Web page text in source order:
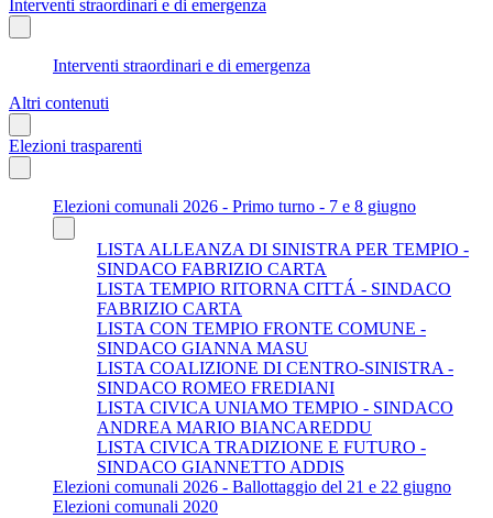
Interventi straordinari e di emergenza
Interventi straordinari e di emergenza
Altri contenuti
Elezioni trasparenti
Elezioni comunali 2026 - Primo turno - 7 e 8 giugno
LISTA ALLEANZA DI SINISTRA PER TEMPIO -
SINDACO FABRIZIO CARTA
LISTA TEMPIO RITORNA CITTÁ - SINDACO
FABRIZIO CARTA
LISTA CON TEMPIO FRONTE COMUNE -
SINDACO GIANNA MASU
LISTA COALIZIONE DI CENTRO-SINISTRA -
SINDACO ROMEO FREDIANI
LISTA CIVICA UNIAMO TEMPIO - SINDACO
ANDREA MARIO BIANCAREDDU
LISTA CIVICA TRADIZIONE E FUTURO -
SINDACO GIANNETTO ADDIS
Elezioni comunali 2026 - Ballottaggio del 21 e 22 giugno
Elezioni comunali 2020